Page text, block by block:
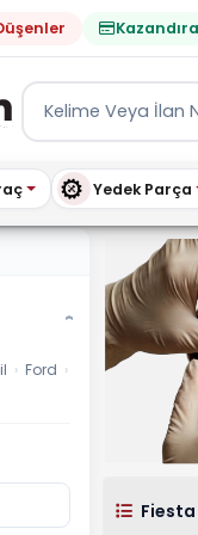
Yedek Parça
›
› Ford ›
Fiesta